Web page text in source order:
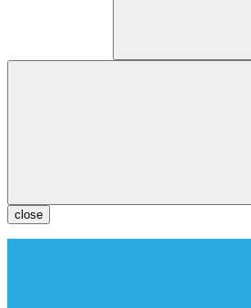
close